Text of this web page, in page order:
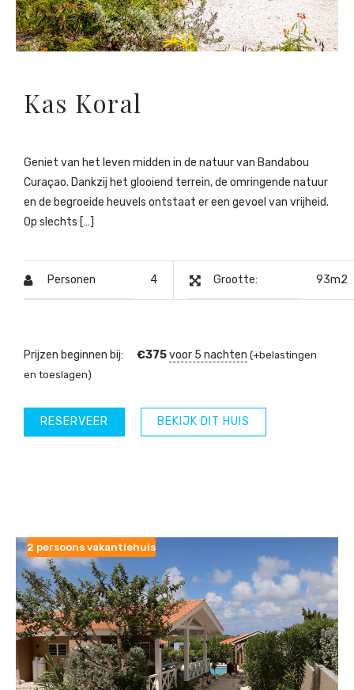
Kas Koral
Geniet van het leven midden in de natuur van Bandabou
Curaçao. Dankzij het glooiend terrein, de omringende natuur
en de begroeide heuvels ontstaat er een gevoel van vrijheid.
Op slechts […]
Personen 4 Grootte: 93m2
Prijzen beginnen bij: €375voor 5 nachten (+belastingen
en toeslagen)
BEKIJK DIT HUIS
RESERVEER
2 persoons vakantiehuis